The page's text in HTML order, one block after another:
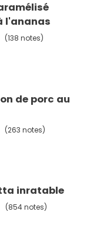
l'ananas
(138 notes)
de porc au
(263 notes)
inratable
(854 notes)